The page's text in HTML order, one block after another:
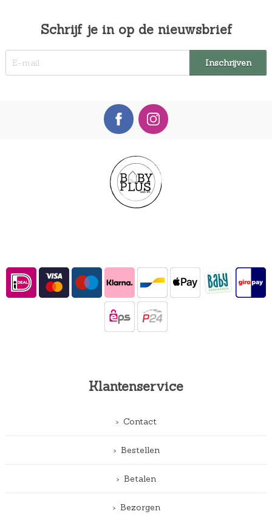
Schrijf je in op de nieuwsbrief
Klantenservice
Contact
Bestellen
Betalen
Bezorgen